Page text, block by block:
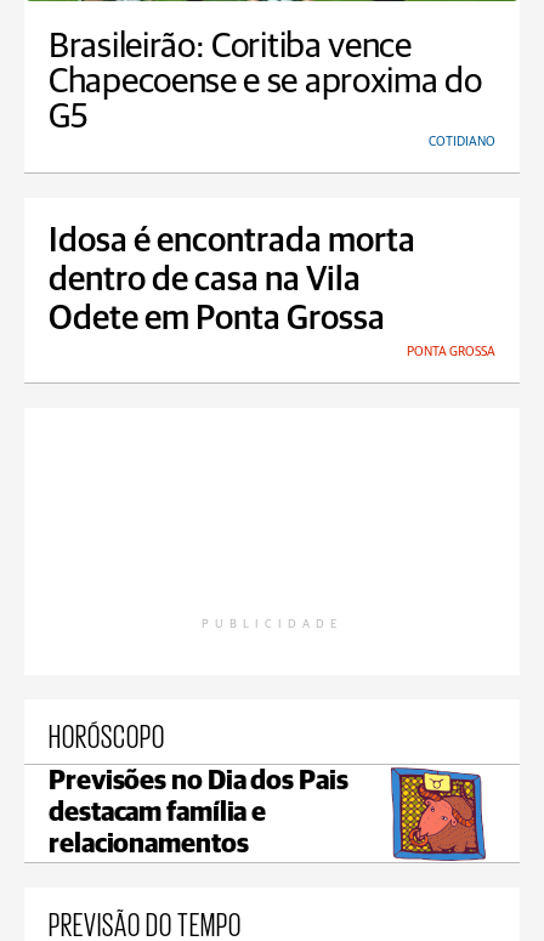
Brasileirão: Coritiba vence
Chapecoense e se aproxima do
G5
COTIDIANO
Idosa é encontrada morta
dentro de casa na Vila
Odete em Ponta Grossa
PONTA GROSSA
PUBLICIDADE
HORÓSCOPO
Previsões no Dia dos Pais
destacam família e
relacionamentos
PREVISÃO DO TEMPO